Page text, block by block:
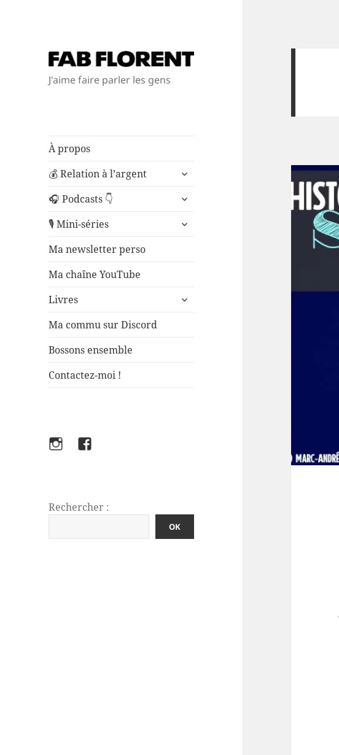
J'aime faire parler les gens
À propos
💰 Relation à l’argent
ouvrir
sous-
🎧 Podcasts 👇
ouvrir
sous-
🎙️ Mini-séries
ouvrir
Ma newsletter perso
Ma chaîne YouTube
Livres
ouvrir
Ma commu sur Discord
Bossons ensemble
Contactez-moi !
InstagramFacebook
Rechercher :
OK